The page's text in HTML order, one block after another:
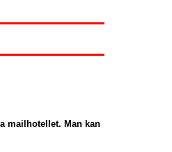
mailhotellet. Man kan